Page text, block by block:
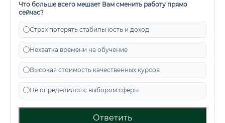
Что больше всего мешает Вам сменить работу прямо
сейчас?
Страх потерять стабильность и доход
Нехватка времени на обучение
Высокая стоимость качественных курсов
Не определился с выбором сферы
Ответить